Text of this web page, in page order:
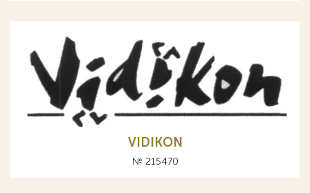
VIDIKON
№ 215470